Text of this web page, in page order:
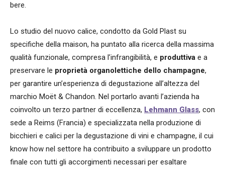
bere.
Lo studio del nuovo calice, condotto da Gold Plast su
specifiche della maison, ha puntato alla ricerca della massima
qualità funzionale, compresa l’infrangibilità, e produttiva e a
preservare le proprietà organolettiche dello champagne,
per garantire un’esperienza di degustazione all’altezza del
marchio Moët & Chandon. Nel portarlo avanti l’azienda ha
coinvolto un terzo partner di eccellenza, Lehmann Glass, con
sede a Reims (Francia) e specializzata nella produzione di
bicchieri e calici per la degustazione di vini e champagne, il cui
know how nel settore ha contribuito a sviluppare un prodotto
finale con tutti gli accorgimenti necessari per esaltare